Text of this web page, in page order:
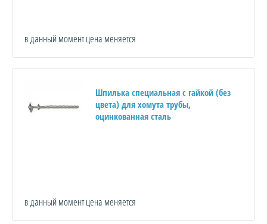
в данный момент цена меняется
Шпилька специальная с гайкой (без
цвета) для хомута трубы,
оцинкованная сталь
в данный момент цена меняется